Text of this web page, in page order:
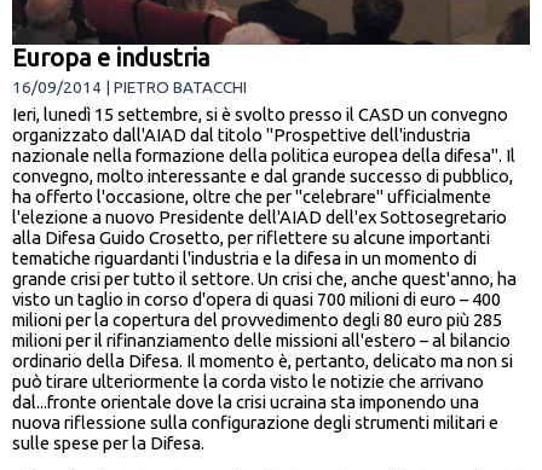
Europa e industria
16/09/2014 | PIETRO BATACCHI
Ieri, lunedì 15 settembre, si è svolto presso il CASD un convegno
organizzato dall'AIAD dal titolo "Prospettive dell'industria
nazionale nella formazione della politica europea della difesa". Il
convegno, molto interessante e dal grande successo di pubblico,
ha offerto l'occasione, oltre che per "celebrare" ufficialmente
l'elezione a nuovo Presidente dell'AIAD dell'ex Sottosegretario
alla Difesa Guido Crosetto, per riflettere su alcune importanti
tematiche riguardanti l'industria e la difesa in un momento di
grande crisi per tutto il settore. Un crisi che, anche quest'anno, ha
visto un taglio in corso d'opera di quasi 700 milioni di euro – 400
milioni per la copertura del provvedimento degli 80 euro più 285
milioni per il rifinanziamento delle missioni all'estero – al bilancio
ordinario della Difesa. Il momento è, pertanto, delicato ma non si
può tirare ulteriormente la corda visto le notizie che arrivano
dal...fronte orientale dove la crisi ucraina sta imponendo una
nuova riflessione sulla configurazione degli strumenti militari e
sulle spese per la Difesa.